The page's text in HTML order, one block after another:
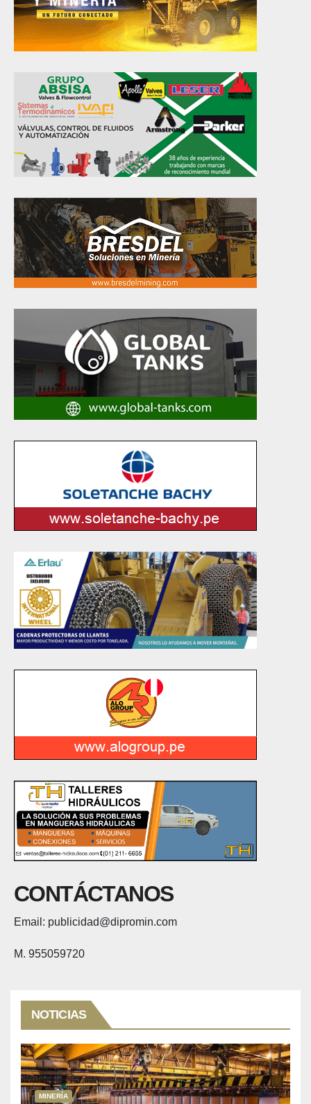
CONTÁCTANOS
Email: publicidad@dipromin.com
M. 955059720
NOTICIAS
MINERÍA